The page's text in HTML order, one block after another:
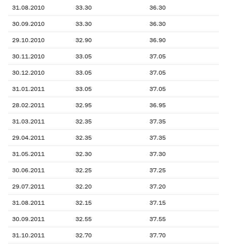
31.08.2010 33.30 36.30
30.09.2010 33.30 36.30
29.10.2010 32.90 36.90
30.11.2010 33.05 37.05
30.12.2010 33.05 37.05
31.01.2011 33.05 37.05
28.02.2011 32.95 36.95
31.03.2011 32.35 37.35
29.04.2011 32.35 37.35
31.05.2011 32.30 37.30
30.06.2011 32.25 37.25
29.07.2011 32.20 37.20
31.08.2011 32.15 37.15
30.09.2011 32.55 37.55
31.10.2011 32.70 37.70